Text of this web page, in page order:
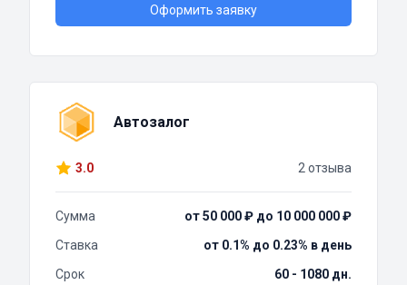
Оформить заявку
Автозалог
3.0 2 отзыва
Сумма
от 50 000 ₽ до 10 000 000 ₽
Ставка
от 0.1% до 0.23% в день
Срок
60 - 1080 дн.